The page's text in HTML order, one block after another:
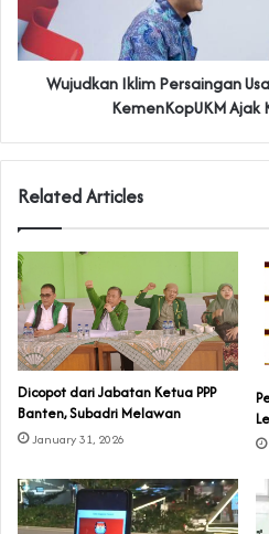
Wujudkan Iklim Persaingan
KemenKopUKM Ajak
Related Articles
Dicopot dari Jabatan Ketua PPP
Banten, Subadri Melawan
January 31, 2026